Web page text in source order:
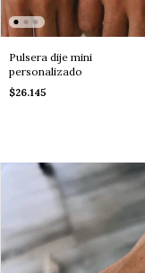
Pulsera dije mini
personalizado
$26.145